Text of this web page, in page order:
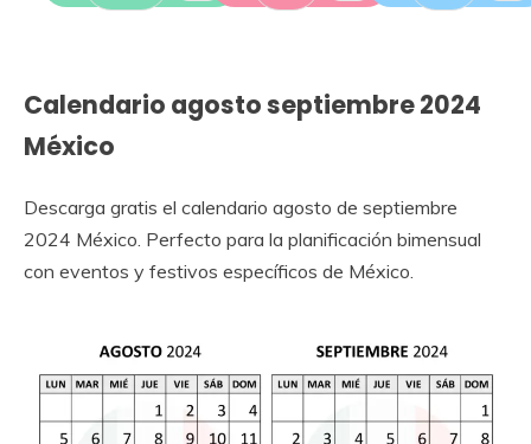
Calendario agosto septiembre 2024
México
Descarga gratis el calendario agosto de septiembre
2024 México. Perfecto para la planificación bimensual
con eventos y festivos específicos de México.